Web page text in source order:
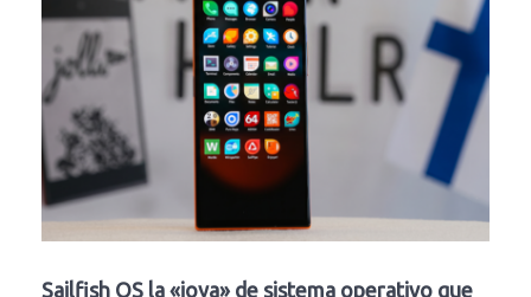
Sailfish OS la «joya» de sistema operativo que